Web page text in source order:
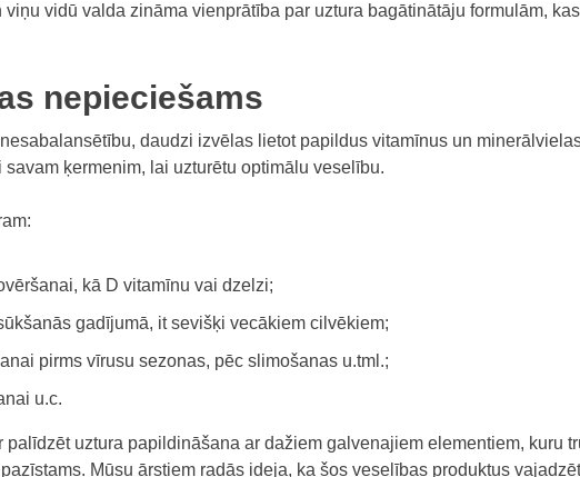
vidū valda zināma vienprātība par uztura bagātinātāju formulām,
nepieciešams
daudzi izvēlas lietot papildus vitamīnus un
ķermenim, lai uzturētu optimālu veselību.
kā D vitamīnu vai dzelzi;
gadījumā, it sevišķi vecākiem cilvēkiem;
pirms vīrusu sezonas, pēc slimošanas u.tml.;
u.c.
palīdzēt uztura papildināšana ar dažiem galvenajiem elementiem, kuru
Mūsu ārstiem radās ideja, ka šos veselības produktus